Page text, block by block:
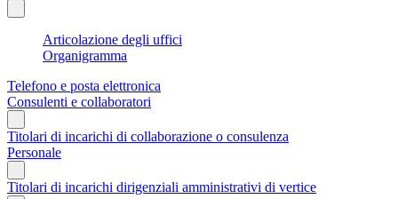
Articolazione degli uffici
Organigramma
Telefono e posta elettronica
Consulenti e collaboratori
Titolari di incarichi di collaborazione o consulenza
Personale
Titolari di incarichi dirigenziali amministrativi di vertice